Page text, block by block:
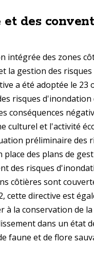
et des
intégrée des zones
la gestion des
a été adoptée le 23
risques d'inondation
conséquences
culturel et l'activité
préliminaire des
des plans de
des risques
côtières sont
cette directive est
à la conservation de
dans un état
faune et de flore